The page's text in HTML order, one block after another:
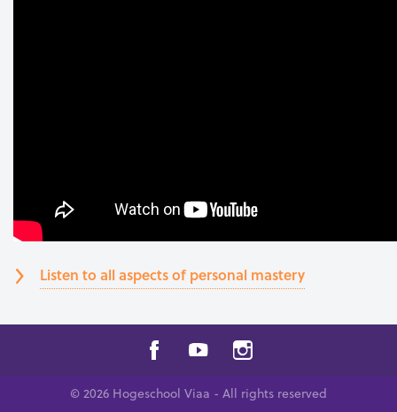
Listen to all aspects of personal mastery
© 2026 Hogeschool Viaa - All rights reserved